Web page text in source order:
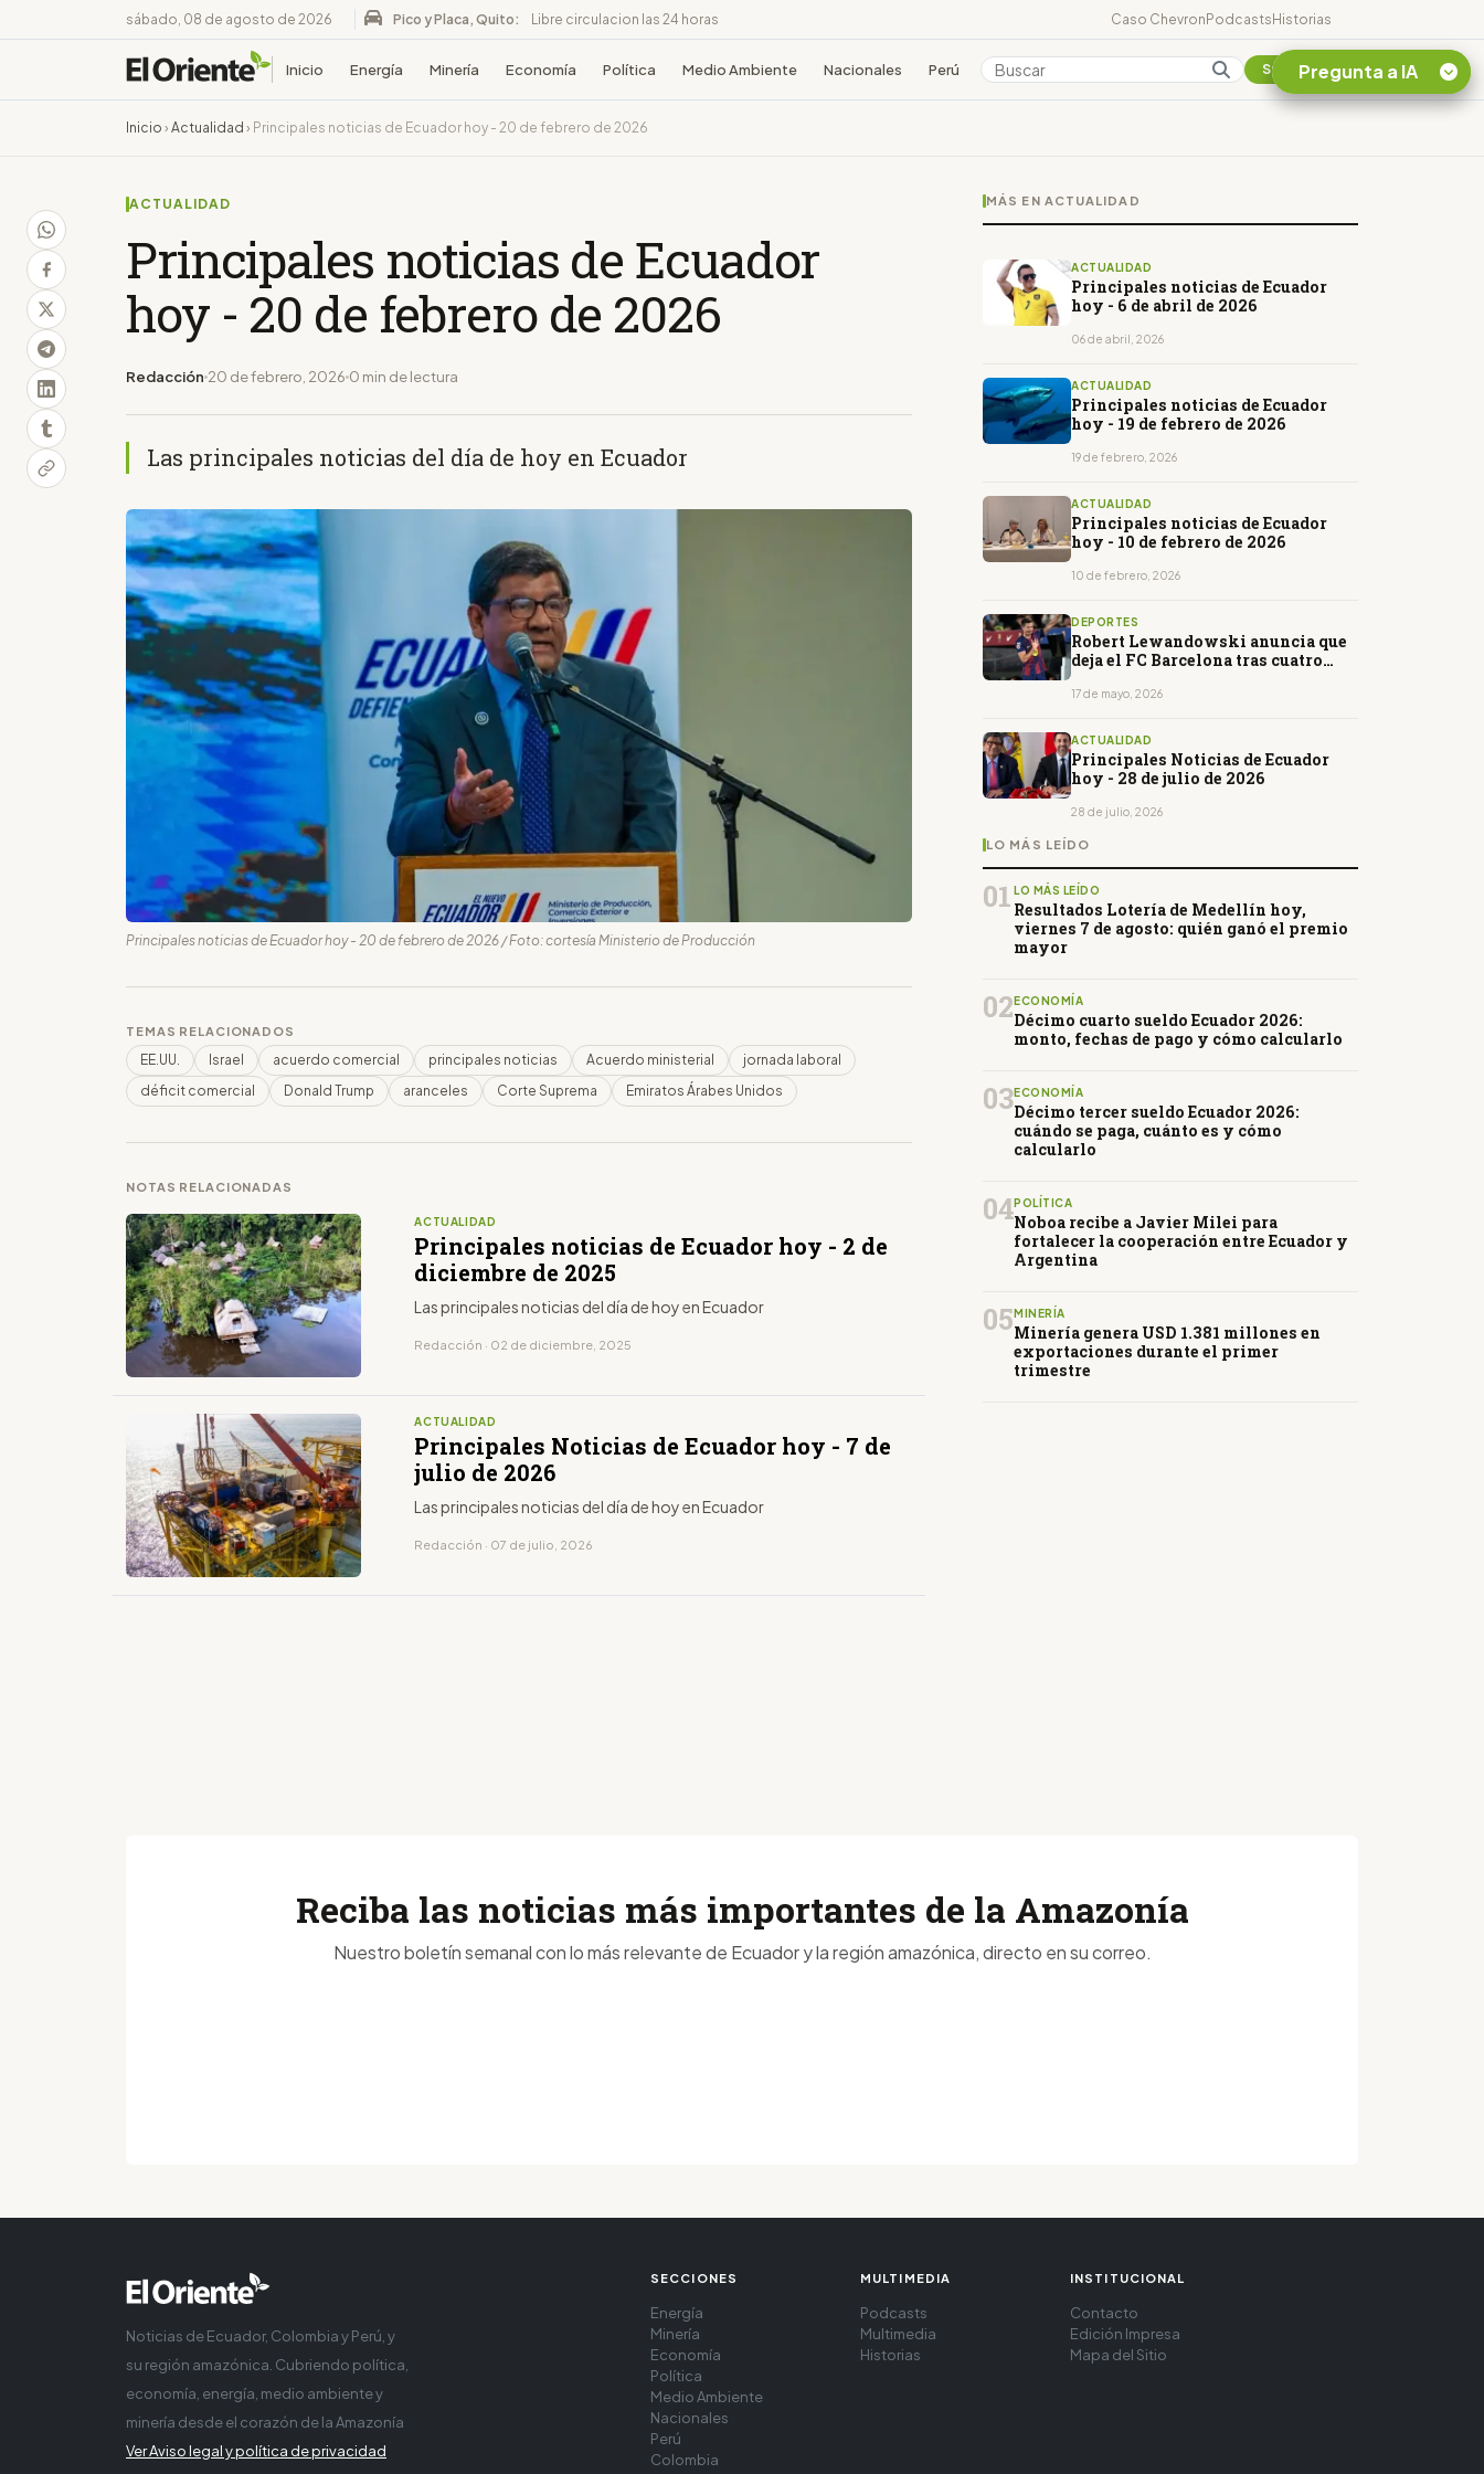
sábado, 08 de agosto de 2026 Pico y Placa, Quito: Libre circulacion las 24 horas Caso ChevronPodcastsHistorias
Inicio Energía Minería Economía Política Medio Ambiente Nacionales Perú Colombia Suscribirse
Inicio › Actualidad › Principales noticias de Ecuador hoy - 20 de febrero de 2026
ACTUALIDAD
Principales noticias de Ecuador
hoy - 20 de febrero de 2026
Redacción 20 de febrero, 2026 0 min de lectura
Las principales noticias del día de hoy en Ecuador
Principales noticias de Ecuador hoy - 20 de febrero de 2026 / Foto: cortesía Ministerio de Producción
TEMAS RELACIONADOS
EE.UU. Israel acuerdo comercial principales noticias Acuerdo ministerial
jornada laboral
déficit comercial
Donald Trump aranceles Corte Suprema Emiratos Árabes Unidos
NOTAS RELACIONADAS
ACTUALIDAD
Principales noticias de Ecuador hoy - 2 de
diciembre de 2025
Las principales noticias del día de hoy en Ecuador
Redacción · 02 de diciembre, 2025
ACTUALIDAD
Principales Noticias de Ecuador hoy - 7 de
julio de 2026
Las principales noticias del día de hoy en Ecuador
Redacción · 07 de julio, 2026
MÁS EN ACTUALIDAD
ACTUALIDAD
Principales noticias de Ecuador
hoy - 6 de abril de 2026
06 de abril, 2026
ACTUALIDAD
Principales noticias de Ecuador
hoy - 19 de febrero de 2026
19 de febrero, 2026
ACTUALIDAD
Principales noticias de Ecuador
hoy - 10 de febrero de 2026
10 de febrero, 2026
DEPORTES
Robert Lewandowski anuncia que
deja el FC Barcelona tras cuatro
17 de mayo, 2026
ACTUALIDAD
Principales Noticias de Ecuador
hoy - 28 de julio de 2026
28 de julio, 2026
LO MÁS LEÍDO
01 LO MÁS LEÍDO
Resultados Lotería de Medellín hoy,
viernes 7 de agosto: quién ganó el premio
mayor
02 ECONOMÍA
Décimo cuarto sueldo Ecuador 2026:
monto, fechas de pago y cómo calcularlo
03ECONOMÍA
Décimo tercer sueldo Ecuador 2026:
cuándo se paga, cuánto es y cómo
calcularlo
04POLÍTICA
Noboa recibe a Javier Milei para
fortalecer la cooperación entre Ecuador y
Argentina
05 MINERÍA
Minería genera USD 1.381 millones en
exportaciones durante el primer
trimestre
Pregunta a IA
Reciba las noticias más importantes de la Amazonía
Nuestro boletín semanal con lo más relevante de Ecuador y la región amazónica, directo en su correo.
Noticias de Ecuador, Colombia y Perú, y
su región amazónica. Cubriendo política,
economía, energía, medio ambiente y
minería desde el corazón de la Amazonía
Ver Aviso legal y política de privacidad
SECCIONES
Energía
Minería
Economía
Política
Medio Ambiente
Nacionales
Perú
Colombia
MULTIMEDIA
Podcasts
Multimedia
Historias
INSTITUCIONAL
Contacto
Edición Impresa
Mapa del Sitio